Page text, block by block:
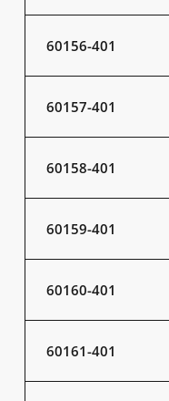
60156-401
60157-401
60158-401
60159-401
60160-401
60161-401